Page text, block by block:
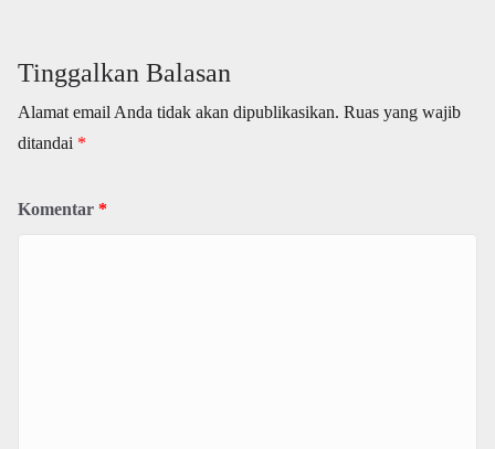
Tinggalkan Balasan
Alamat email Anda tidak akan dipublikasikan. Ruas yang wajib
ditandai *
Komentar *